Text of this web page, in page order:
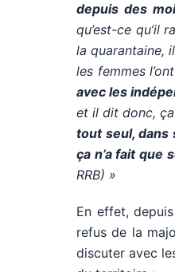
depuis des
qu’est-ce qu’il
la quarantaine,
les femmes
avec les
et il dit donc,
tout seul, dans
ça n’a fait que
RRB) »
En effet,
refus de la
discuter avec